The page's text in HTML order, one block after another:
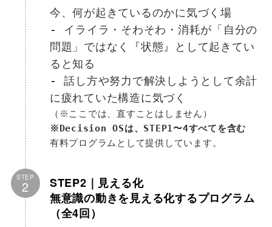
今、何が起きているのかに気づく場
- イライラ・そわそわ・消耗が「自分の
問題」ではなく『状態』として起きてい
ると知る
- 話し方や努力で解決しようとして余計
に疲れていた構造に気づく
（※ここでは、直すことはしません）
※Decision OSは、STEP1〜4すべてを含む
有料プログラムとして提供しています。
STEP
2
STEP2｜見える化
無意識の動きを見える化するプログラム
（全4回）